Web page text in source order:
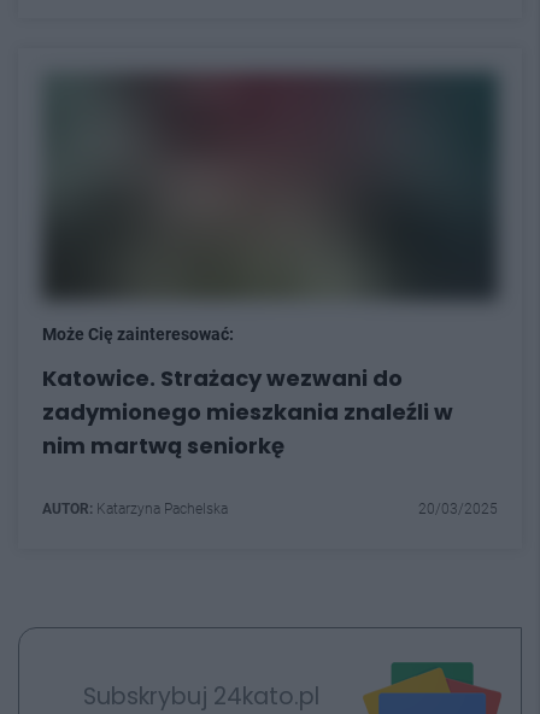
Może Cię zainteresować:
Katowice. Strażacy wezwani do
zadymionego mieszkania znaleźli w
nim martwą seniorkę
AUTOR: Katarzyna Pachelska 20/03/2025
Subskrybuj 24kato.pl